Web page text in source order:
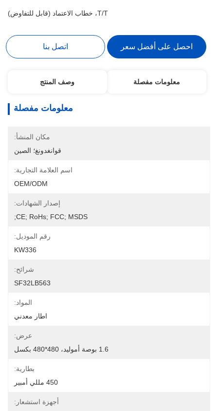
T/T، خطاب الاعتماد (قابل للتفاوض)
احصل على أفضل سعر اتصل بنا
معلومات مفصلة وصف المنتج
معلومات مفصلة
مكان المنشأ:
قوانغدونغ؛ الصين
اسم العلامة التجارية:
OEM/ODM
إصدار الشهادات:
CE; RoHs; FCC; MSDS;
رقم الموديل:
KW336
شرائح:
SF32LB563
المواد:
اطار معدني
عرض:
1.6 بوصة أموليد، 480*480 بكسل
بطارية:
450 مللي أمبير
أجهزة استشعار: